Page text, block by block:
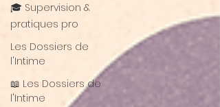
🎓 Supervision &
pratiques pro
Les Dossiers de
l'Intime
📖 Les Dossiers de
l'Intime